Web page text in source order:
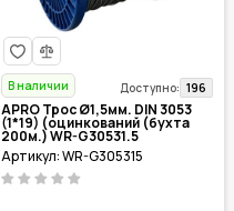
В наличии Доступно: 196
APRO Трос Ø1,5мм. DIN 3053
(1*19) (оцинкований (бухта
200м.) WR-G30531.5
Артикул: WR-G305315